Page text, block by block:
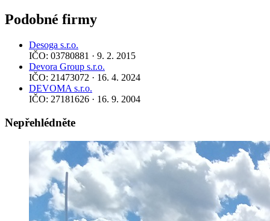
Podobné firmy
Desoga s.r.o.
IČO: 03780881 · 9. 2. 2015
Devora Group s.r.o.
IČO: 21473072 · 16. 4. 2024
DEVOMA s.r.o.
IČO: 27181626 · 16. 9. 2004
Nepřehlédněte